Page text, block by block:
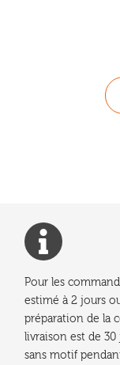
Pour les
estimé à 2 jours
préparation de la
livraison est de
sans motif